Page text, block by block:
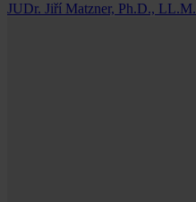
JUDr. Jiří Matzner, Ph.D., LL.M.